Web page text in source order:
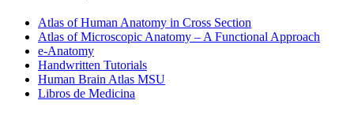
Atlas of Human Anatomy in Cross Section
Atlas of Microscopic Anatomy – A Functional Approach
e-Anatomy
Handwritten Tutorials
Human Brain Atlas MSU
Libros de Medicina